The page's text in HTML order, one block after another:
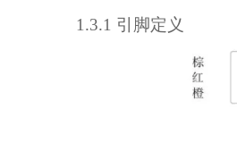
1 .3.1 引脚定义